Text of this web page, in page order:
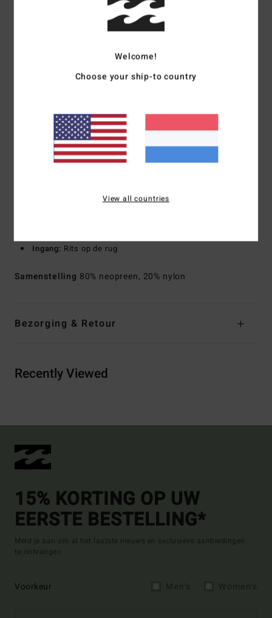
Foil-collectie
Neopreen schuim: Superlight Foam
warmte goed vast te houden en voor een optimale
rekbaarheid
Deels gerecycled
Naden aan de buitenkant: Vastgezette flatlockstiksels
202 mm dikte
Ingang: Rits op de rug
Samenstelling 80% neopreen, 20% nylon
Bezorging & Retour
Recently Viewed
15% KORTING OP UW
EERSTE BESTELLING*
Meld je aan om al het laatste nieuws en exclusieve aanbiedingen
te ontvangen.
Voorkeur
Welcome!
Choose your ship-to country
View all countries